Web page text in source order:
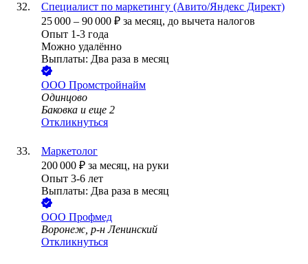
Специалист по маркетингу (Авито/Яндекс Директ)
25 000 – 90 000 ₽ за месяц, до вычета налогов
Опыт 1-3 года
Можно удалённо
Выплаты: Два раза в месяц
ООО Промстройнайм
Одинцово
Баковка и еще 2
Откликнуться
Маркетолог
200 000 ₽ за месяц, на руки
Опыт 3-6 лет
Выплаты: Два раза в месяц
ООО Профмед
Воронеж, р-н Ленинский
Откликнуться